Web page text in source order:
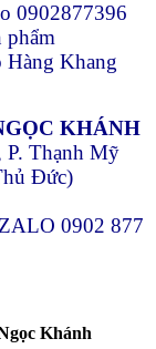
0902877396
phẩm
Hàng Khang
KHÁNH
Thạnh Mỹ
Đức)
0902 877
Khánh